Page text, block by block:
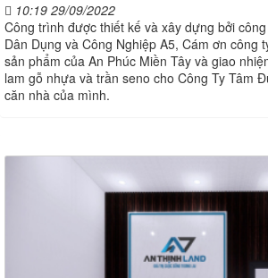
10:19 29/09/2022
Công trình được thiết kế và xây dựng bởi
Dân Dụng và Công Nghiệp A5, Cám ơn công
sản phẩm của An Phúc Miền Tây và giao
lam gỗ nhựa và trần seno cho Công Ty Tâm
căn nhà của mình.